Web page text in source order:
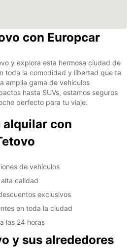
con Europcar
y explora esta hermosa ciudad de
toda la comodidad y libertad que te
amplia gama de vehículos
hasta SUVs, estamos seguros
perfecto para tu viaje.
alquilar con
de vehículos
calidad
exclusivos
en toda la ciudad
las 24 horas
y sus alrededores